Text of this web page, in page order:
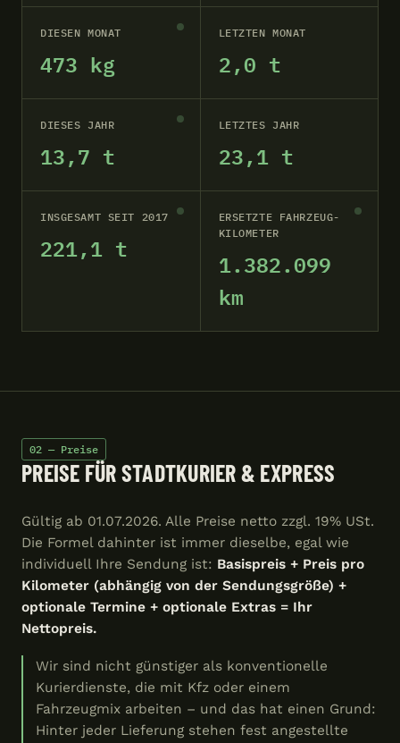
DIESEN MONAT
473 kg
LETZTEN MONAT
2,0 t
DIESES JAHR
13,7 t
LETZTES JAHR
23,1 t
INSGESAMT SEIT 2017
221,1 t
ERSETZTE FAHRZEUG-
KILOMETER
1.382.099
km
02 — Preise
PREISE FÜR STADTKURIER & EXPRESS
Gültig ab 01.07.2026. Alle Preise netto zzgl. 19% USt.
Die Formel dahinter ist immer dieselbe, egal wie
individuell Ihre Sendung ist: Basispreis + Preis pro
Kilometer (abhängig von der Sendungsgröße) +
optionale Termine + optionale Extras = Ihr
Nettopreis.
Wir sind nicht günstiger als konventionelle
Kurierdienste, die mit Kfz oder einem
Fahrzeugmix arbeiten – und das hat einen Grund:
Hinter jeder Lieferung stehen fest angestellte